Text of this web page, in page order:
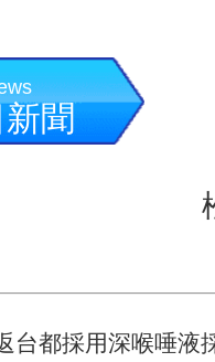
聞
台都採用深喉唾液